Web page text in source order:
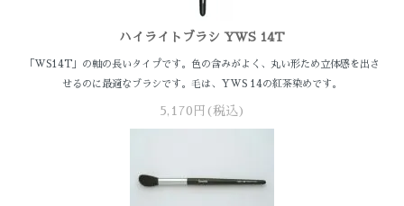
ハイライトブラシ YWS 14T
「WS14T」の軸の長いタイプです。色の含みがよく、丸い形ため立体感を出さ
せるのに最適なブラシです。毛は、YWS 14の紅茶染めです。
5,170円(税込)